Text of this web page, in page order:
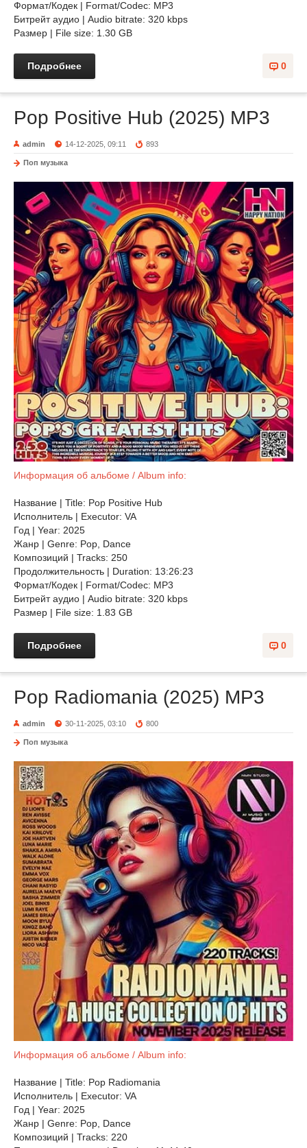
Формат/Кодек | Format/Codec: MP3
Битрейт аудио | Audio bitrate: 320 kbps
Размер | File size: 1.30 GB
0
Подробнее
Pop Positive Hub (2025) MP3
admin 14-12-2025, 09:11 893
Поп музыка
Информация об альбоме / Album info:
Название | Title: Pop Positive Hub
Исполнитель | Executor: VA
Год | Year: 2025
Жанр | Genre: Pop, Dance
Композиций | Tracks: 250
Продолжительность | Duration: 13:26:23
Формат/Кодек | Format/Codec: MP3
Битрейт аудио | Audio bitrate: 320 kbps
Размер | File size: 1.83 GB
0
Подробнее
Pop Radiomania (2025) MP3
admin 30-11-2025, 03:10 800
Поп музыка
Информация об альбоме / Album info:
Название | Title: Pop Radiomania
Исполнитель | Executor: VA
Год | Year: 2025
Жанр | Genre: Pop, Dance
Композиций | Tracks: 220